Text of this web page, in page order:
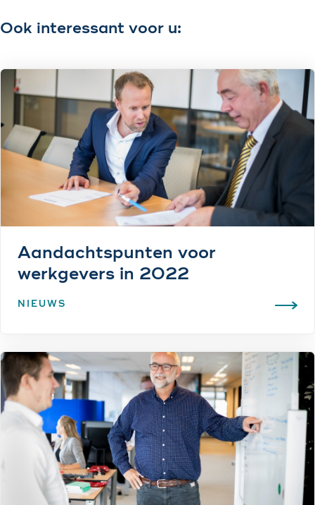
Ook interessant voor u:
Aandachtspunten voor
werkgevers in 2022
NIEUWS